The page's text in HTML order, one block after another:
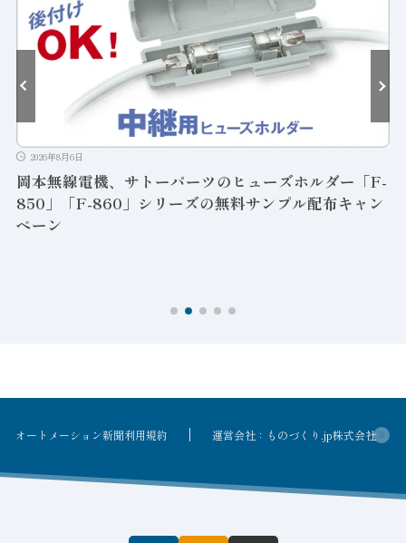
2026年8月6日
岡本無線電機、サトーパーツのヒューズホルダー「F-
850」「F-860」シリーズの無料サンプル配布キャン
ペーン
オートメーション新聞利用規約 運営会社：ものづくり.jp株式会社